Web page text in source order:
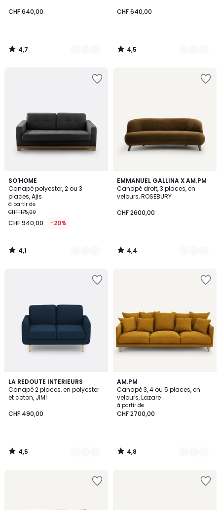
CHF 640,00
4,7
/
CHF 640,00
4,5
/
SO'HOME
Canapé polyester, 2 ou 3
places, Ajis
à partir de
CHF 1175,00
CHF 940,00 -20%
4,1
/ 5
3
Couleurs
4,1
/
EMMANUEL GALLINA X AM.PM
Canapé droit, 3 places, en
velours, ROSEBURY
CHF 2600,00
4,4
/ 5
9
Couleurs
4,4
/
LA REDOUTE INTERIEURS
Canapé 2 places, en polyester
et coton, JIMI
CHF 490,00
4,5
/ 5
3
Couleurs
4,5
/
AM.PM
Canapé 3, 4 ou 5 places, en
velours, Lazare
à partir de
CHF 2700,00
4,8
/ 5
3
Couleurs
4,8
/